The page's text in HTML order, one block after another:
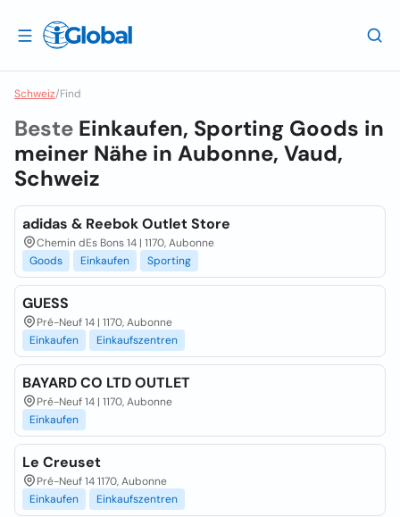
Schweiz/Find
Beste Einkaufen, Sporting Goods in
meiner Nähe in Aubonne, Vaud,
Schweiz
adidas & Reebok Outlet Store
Chemin dEs Bons 14 | 1170, Aubonne
Goods
Einkaufen Sporting
GUESS
Pré-Neuf 14 | 1170, Aubonne
Einkaufen
Einkaufszentren
BAYARD CO LTD OUTLET
Pré-Neuf 14 | 1170, Aubonne
Einkaufen
Le Creuset
Pré-Neuf 14 1170, Aubonne
Einkaufen
Einkaufszentren